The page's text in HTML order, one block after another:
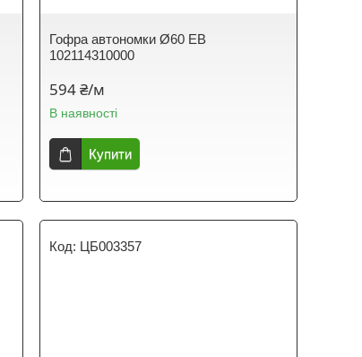
Гофра автономки Ø60 EB
102114310000
594 ₴/м
В наявності
Купити
ЦБ003357